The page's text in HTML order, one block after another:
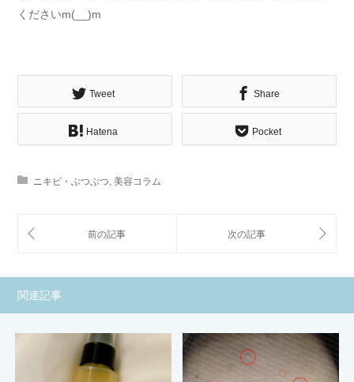
くださいm(__)m
Tweet Share
Hatena Pocket
ニキビ・ぶつぶつ, 美容コラム
関連記事